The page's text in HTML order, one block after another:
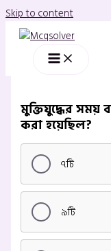
Skip to content
মুক্তিযুদ্ধের সময়
করা হয়েছিল?
৭টি
৯টি